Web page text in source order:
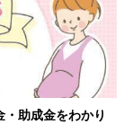
【ワクチン接種